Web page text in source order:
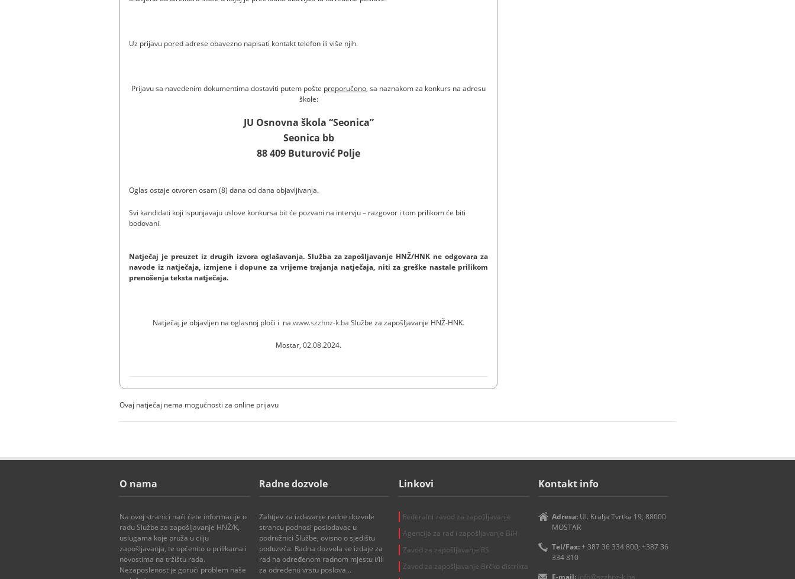
Uz prijavu pored adrese obavezno napisati kontakt telefon ili više njih.
Prijavu sa navedenim dokumentima dostaviti putem pošte preporučeno, sa naznakom za konkurs na adresu
škole:
JU Osnovna škola “Seonica”
Seonica bb
88 409 Buturović Polje
Oglas ostaje otvoren osam (8) dana od dana objavljivanja.
Svi kandidati koji ispunjavaju uslove konkursa bit će pozvani na intervju – razgovor i tom prilikom će biti
bodovani.
Natječaj je preuzet iz drugih izvora oglašavanja. Služba za zapošljavanje HNŽ/HNK ne odgovara za
navode iz natječaja, izmjene i dopune za vrijeme trajanja natječaja, niti za greške nastale prilikom
prenošenja teksta natječaja.
Natječaj je objavljen na oglasnoj ploči i nawww.szzhnz-k.ba Službe za zapošljavanje HNŽ-HNK.
Mostar, 02.08.2024.
Ovaj natječaj nema mogućnosti za online prijavu
O nama
Na ovoj stranici naći ćete informacije o
radu Službe za zapošljavanje HNŽ/K,
uslugama koje pruža u cilju
zapošljavanja, te općenito o prilikama i
novostima na tržištu rada.
Nezaposlenost je gorući problem naše
Radne dozvole
Zahtjev za izdavanje radne dozvole
strancu podnosi poslodavac u
podružnici Službe, ovisno o sjedištu
poduzeća. Radna dozvola se izdaje za
rad na određenom radnom mjestu i/ili
za određenu vrstu poslova...
Linkovi
Federalni zavod za zapošljavanje
Agencija za rad i zapošljavanje BiH
Zavod za zapošljavanje RS
Zavod za zapošljavanje Brčko distrikta
Kontakt info
Adresa: Ul. Kralja Tvrtka 19, 88000
MOSTAR
Tel/Fax:+ 387 36 334 800; +387 36
334 810
E-mail: info@szzhnz-k.ba